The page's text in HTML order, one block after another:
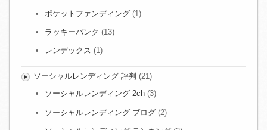
ポケットファンディング (1)
ラッキーバンク (13)
レンデックス (1)
ソーシャルレンディング 評判 (21)
ソーシャルレンディング 2ch (3)
ソーシャルレンディング ブログ (2)